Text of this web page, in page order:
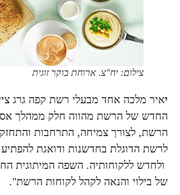
צילום: יח"צ. ארוחת בוקר זוגית
איר מלכה אחד מבעלי רשת קפה גרג ציין
החדש של הרשת מהווה חלק ממהלך
הרשת, לצורך צמיחה, התרחבות
לרשת הדוגלת בחדשנות ודואגת להפתיע
ולחדש ללקוחותיה. השפה המיתוגית
של בילוי והנאה לקהל לקוחות הרשת".